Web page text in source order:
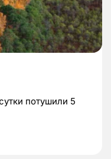
потушили 5